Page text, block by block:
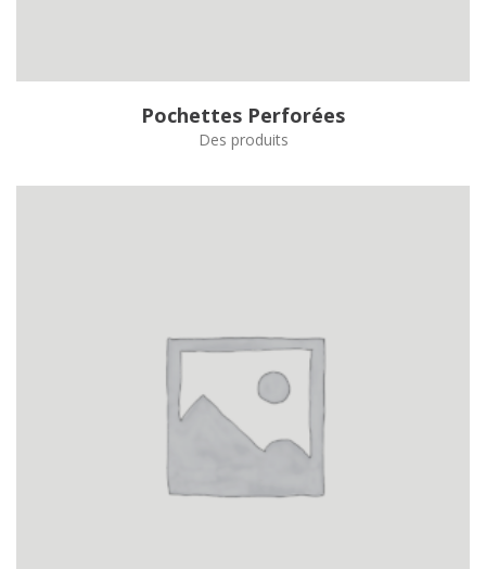
Pochettes Perforées
Des produits